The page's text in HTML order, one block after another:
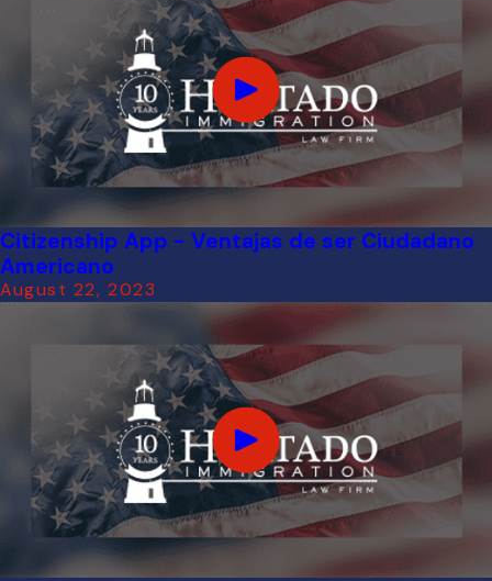
Citizenship App - Ventajas de ser Ciudadano
Americano
August 22, 2023